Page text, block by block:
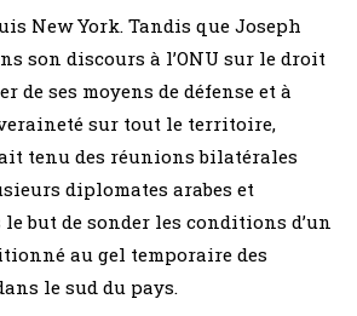
New York. Tandis que Joseph
son discours à l’ONU sur le droit
de ses moyens de défense et à
sur tout le territoire,
tenu des réunions bilatérales
diplomates arabes et
but de sonder les conditions d’un
au gel temporaire des
le sud du pays.